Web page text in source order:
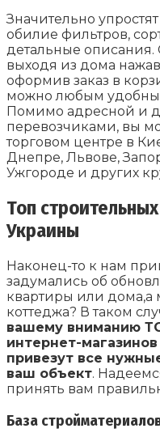
Значительно
обилие фильтров,
детальные описания.
выходя из дома
оформив заказ в
можно любым
Помимо адресной и
перевозчиками, вы
торговом центре в
Днепре, Львове,
Ужгороде и других
Топ
Украины
Наконец-то к нам
задумались об
квартиры или дома,а
коттеджа? В таком
вашему вниманию
интернет-
привезут все
ваш объект.
принять вам
База